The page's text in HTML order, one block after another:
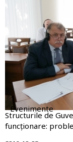
Evenimente
Structurile de
funcționare: